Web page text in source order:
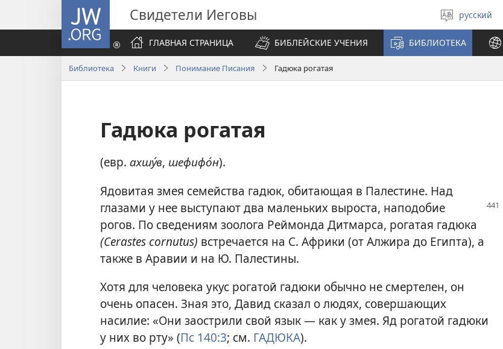
JW.ORG Свидетели Иеговы
Выберите
язык
русский
ГЛАВНАЯ СТРАНИЦА
БИБЛЕЙСКИЕ УЧЕНИЯ БИБЛИОТЕКА
Библиотека Книги Понимание Писания Гадюка рогатая
Гадюка рогатая
(евр. ахшу́в, шефифо́н).
Ядовитая змея семейства гадюк, обитающая в Палестине. Над
глазами у нее выступаютдва маленьких выроста, наподобие
рогов. По сведениям зоолога Реймонда Дитмарса, рогатая гадюка
(Cerastes cornutus) встречается на С. Африки (от Алжира до Египта), а
также в Аравии и на Ю. Палестины.
Хотя для человека укус рогатой гадюки обычно не смертелен, он
очень опасен. Зная это, Давид сказал о людях, совершающих
насилие: «Они заострили свой язык — как у змея. Яд рогатой гадюки
у них во рту» (Пс 140:3; см. ГАДЮКА).